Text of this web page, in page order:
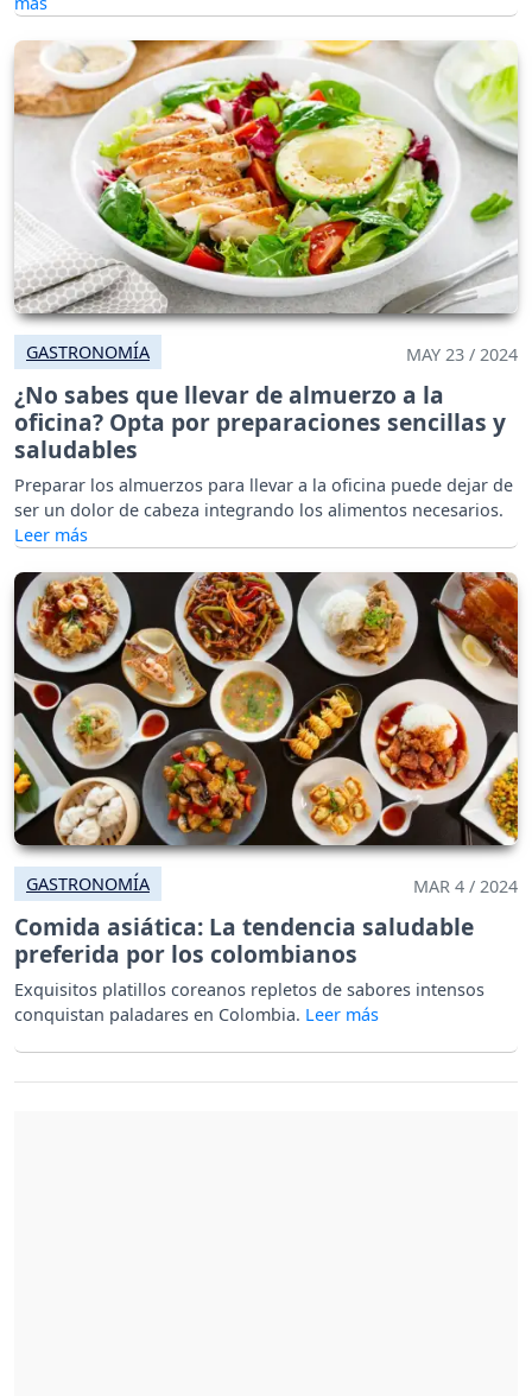
GASTRONOMÍA MAY 23 / 2024
¿No sabes que llevar de almuerzo a la
oficina? Opta por preparaciones sencillas y
saludables
Preparar los almuerzos para llevar a la oficina puede dejar de
ser un dolor de cabeza integrando los alimentos necesarios.
GASTRONOMÍA MAR 4 / 2024
Comida asiática: La tendencia saludable
preferida por los colombianos
Exquisitos platillos coreanos repletos de sabores intensos
conquistan paladares en Colombia.